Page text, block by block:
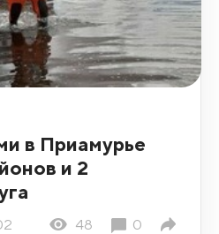
в Приамурье
и 2
48 0